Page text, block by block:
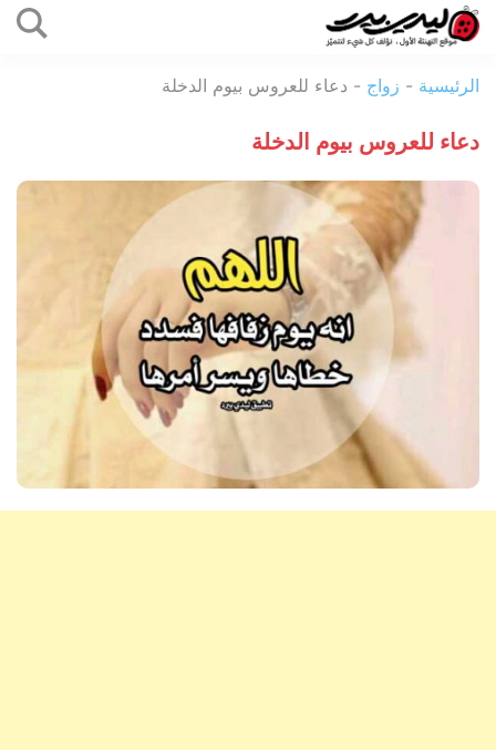
المحتوى
بيرد
الرئيسية - زواج - دعاء للعروس بيوم الدخلة
دعاء للعروس بيوم الدخلة